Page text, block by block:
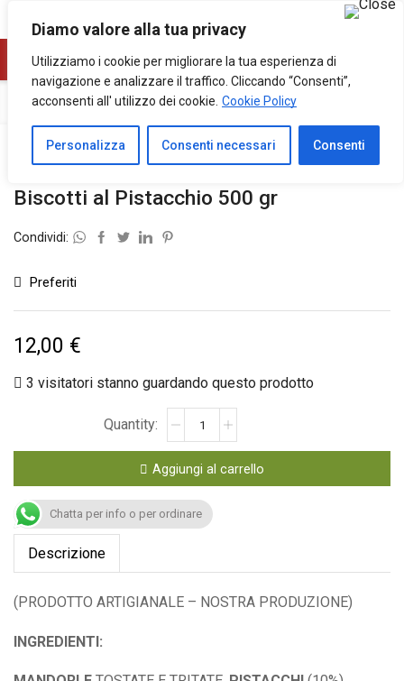
Diamo valore alla tua privacy
Utilizziamo i cookie per migliorare la tua esperienza di
navigazione e analizzare il traffico. Cliccando “Consenti”,
acconsenti all' utilizzo dei cookie. Cookie Policy
Personalizza Consenti necessari Consenti
0
Home Dolci
Biscotti al Pistacchio 500 gr
Condividi:
Preferiti
12,00 €
3 visitatori stanno guardando questo prodotto
Aggiungi al carrello
Chatta per info o per ordinare
Descrizione
(PRODOTTO ARTIGIANALE – NOSTRA PRODUZIONE)
INGREDIENTI: